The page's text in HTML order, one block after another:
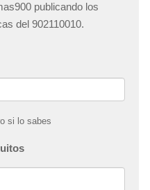
publicando los
del 902110010.
si lo sabes